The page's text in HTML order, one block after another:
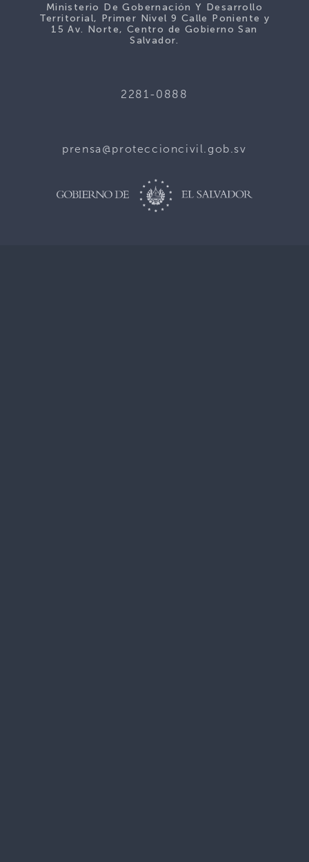
Ministerio De Gobernación Y Desarrollo
Territorial, Primer Nivel 9 Calle Poniente y
15 Av. Norte, Centro de Gobierno San
Salvador.
2281-0888
prensa@proteccioncivil.gob.sv